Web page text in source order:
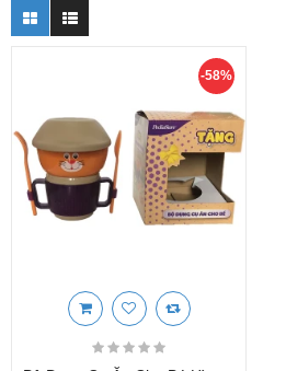
Tin tức
phẩm (%s)
Yêu thích (0)
Hotline: 0816 505 655
Tải App SanHangRe nhận Quà
-58%